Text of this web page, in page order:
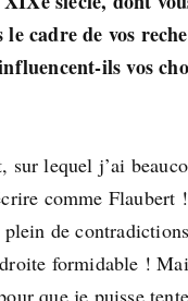
le cadre de vos
ils vos
sur lequel j’ai
comme Flaubert
de
formidable !
que je puisse